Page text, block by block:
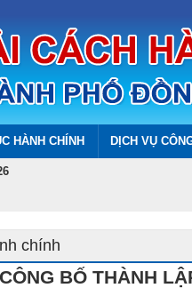
HÀNH CHÍNH DỊCH VỤ
chính
BỐ THÀNH